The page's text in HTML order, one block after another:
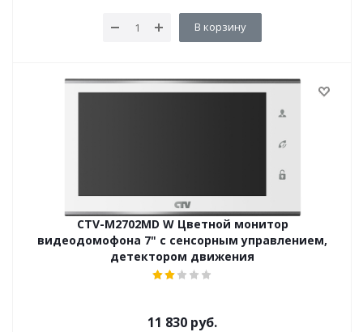
В корзину
CTV-M2702MD W Цветной монитор
видеодомофона 7" с сенсорным управлением,
детектором движения
11 830 руб.